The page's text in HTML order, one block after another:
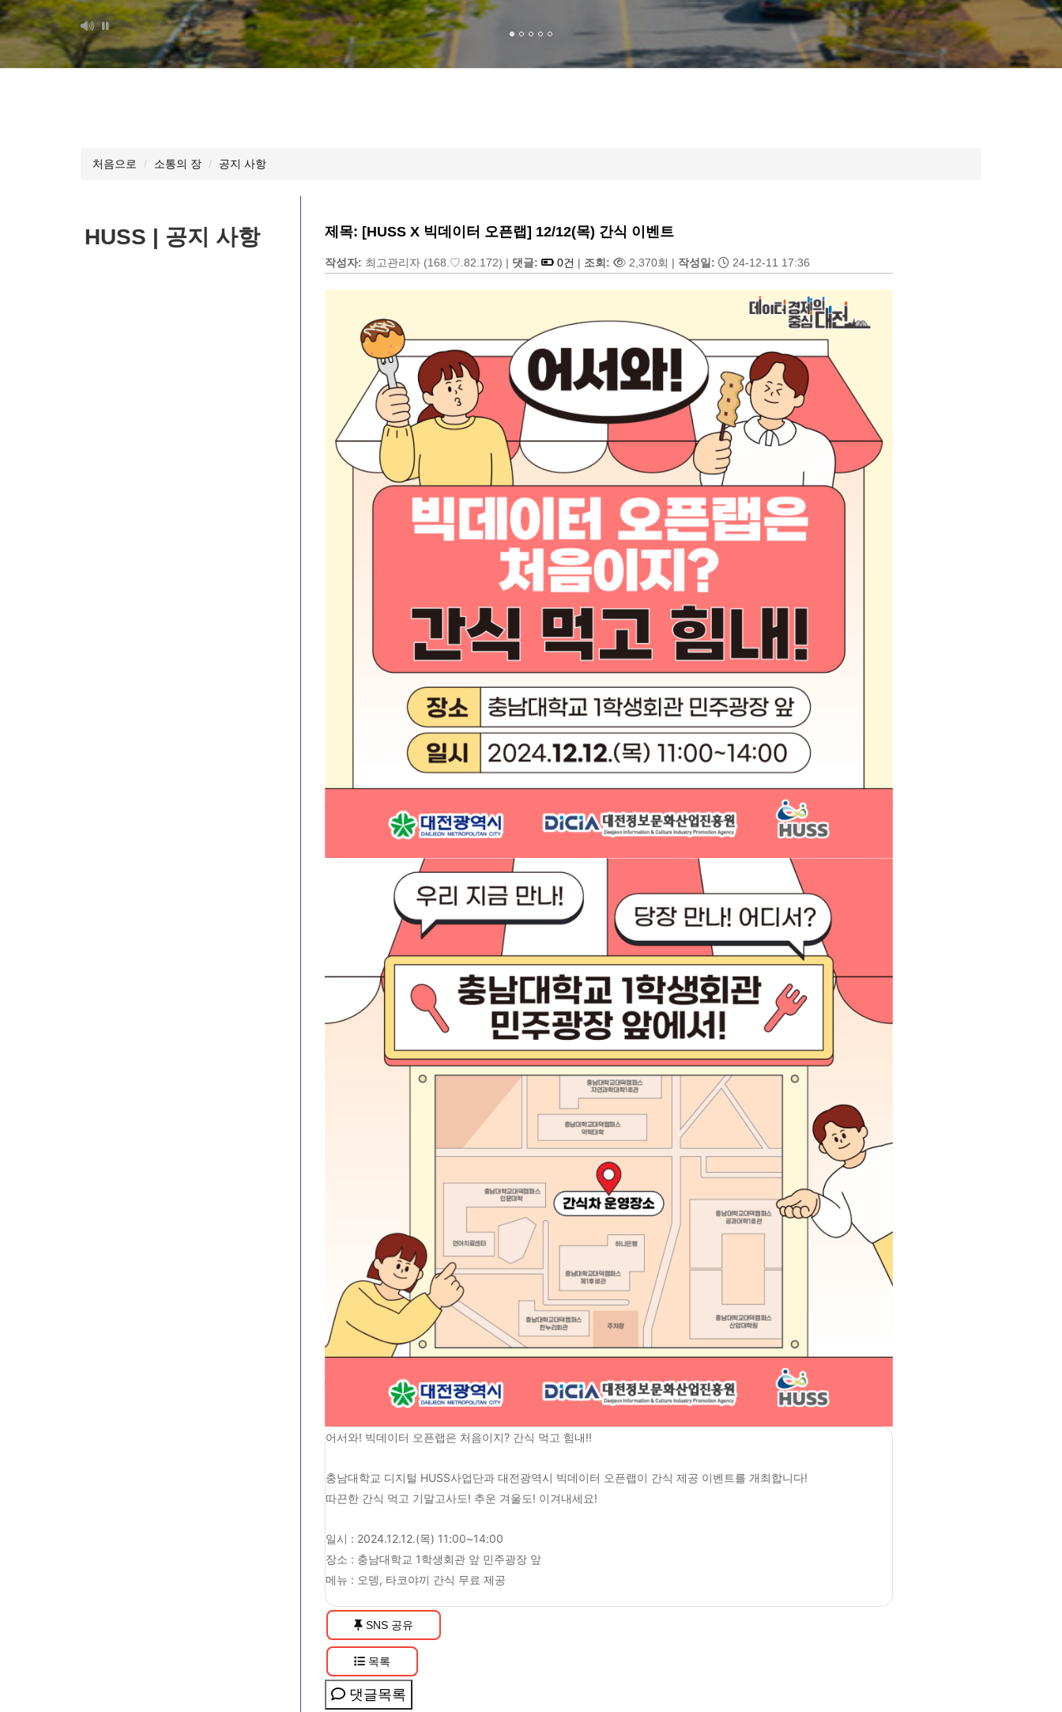
처음으로 소통의 장 공지 사항
HUSS | 공지 사항 제목: [HUSS X 빅데이터 오픈랩] 12/12(목) 간식 이벤트
작성자: 최고관리자(168.♡.82.172) | 댓글: 0건 | 조회: 2,370회 | 작성일: 24-12-11 17:36
어서와! 빅데이터 오픈랩은 처음이지? 간식 먹고 힘내!!
충남대학교 디지털 HUSS사업단과 대전광역시 빅데이터 오픈랩이 간식 제공 이벤트를 개최합니다!
따끈한 간식 먹고 기말고사도! 추운 겨울도! 이겨내세요!
일시 : 2024.12.12.(목) 11:00~14:00
장소 : 충남대학교 1학생회관 앞 민주광장 앞
메뉴 : 오뎅, 타코야끼 간식 무료 제공
SNS 공유
목록
댓글목록